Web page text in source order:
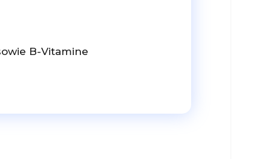
B-Vitamine